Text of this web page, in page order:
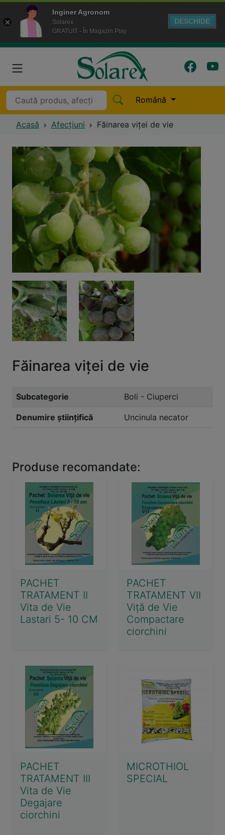
Inginer Agronom
Solarex
GRATUIT - În Magazin Play
DESCHIDE
Română
Acasă Afecțiuni Făinarea viţei de vie
Făinarea viţei de vie
Subcategorie Boli - Ciuperci
Denumire științifică Uncinula necator
Produse recomandate:
PACHET
TRATAMENT II
Vita de Vie
Lastari 5- 10 CM
PACHET
TRATAMENT VII
Viță de Vie
Compactare
ciorchini
PACHET
TRATAMENT III
Vita de Vie
Degajare
ciorchini
MICROTHIOL
SPECIAL